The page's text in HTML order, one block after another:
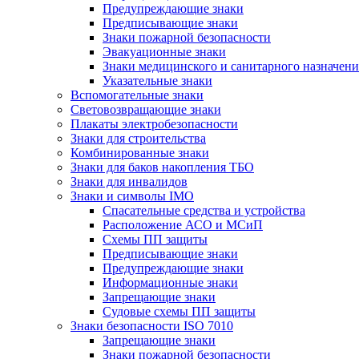
Предупреждающие знаки
Предписывающие знаки
Знаки пожарной безопасности
Эвакуационные знаки
Знаки медицинского и санитарного
Указательные знаки
Вспомогательные знаки
Световозвращающие знаки
Плакаты электробезопасности
Знаки для строительства
Комбинированные знаки
Знаки для баков накопления ТБО
Знаки для инвалидов
Знаки и символы IMO
Спасательные средства и устройства
Расположение АСО и МСиП
Схемы ПП защиты
Предписывающие знаки
Предупреждающие знаки
Информационные знаки
Запрещающие знаки
Судовые схемы ПП защиты
Знаки безопасности ISO 7010
Запрещающие знаки
Знаки пожарной безопасности